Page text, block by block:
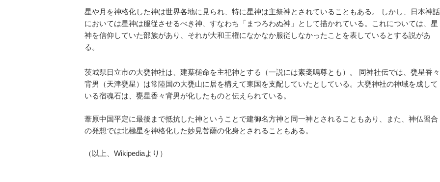
星や月を神格化した神は世界各地に見られ、特に星神は主祭神とされていることもある。 しかし、日本神話
においては星神は服従させるべき神、すなわち「まつろわぬ神」として描かれている。これについては、星
神を信仰していた部族があり、それが大和王権になかなか服従しなかったことを表しているとする説があ
る。
茨城県日立市の大甕神社は、建葉槌命を主祀神とする （一説には素戔嗚尊とも）
。 同神社伝では、甕星香々
背男（天津甕星）は常陸国の大甕山に居を構えて東国を支配していたとしている。大甕神社の神域を成して
いる宿魂石は、甕星香々背男が化したものと伝えられている。
葦原中国平定に最後まで抵抗した神ということで建御名方神と同一神とされることもあり、また、神仏習合
の発想では北極星を神格化した妙見菩薩の化身とされることもある。
（以上、Wikipediaより）